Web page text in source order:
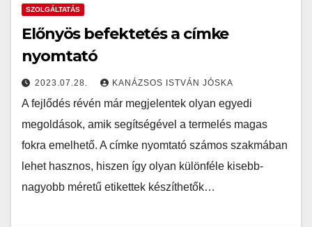
SZOLGÁLTATÁS
Előnyös befektetés a címke
nyomtató
2023.07.28. KANÁZSOS ISTVÁN JÓSKA
A fejlődés révén már megjelentek olyan egyedi
megoldások, amik segítségével a termelés magas
fokra emelhető. A címke nyomtató számos szakmában
lehet hasznos, hiszen így olyan különféle kisebb-
nagyobb méretű etikettek készíthetők…